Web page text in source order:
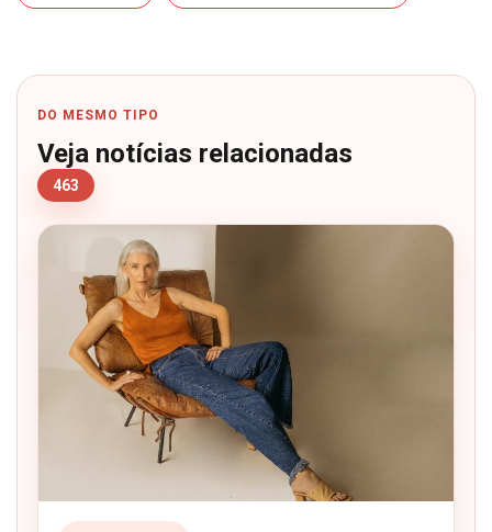
DO MESMO TIPO
Veja notícias relacionadas
463